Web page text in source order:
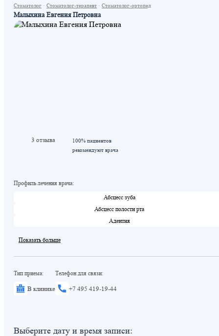
Стоматолог · Стоматолог-терапевт · Стоматолог-ортопед
Малыхина Евгения Петровна
3 отзыва
100% пациентов
рекомендуют врача
Профиль лечения врача:
Абсцесс зуба
Абсцесс полости рта
Адентия
Показать больше
Тип приема:
В клинике
Телефон для связи:
+7 495 419-19-44
Выберите дату и время записи: